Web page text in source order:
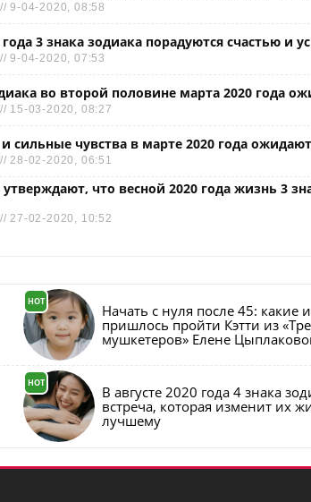
9-04-2020, 08:58
3 знака зодиака порадуются счастью и
9-04-2020, 07:53
во второй половине марта 2020 года
15-03-2020, 08:27
сильные чувства в марте 2020 года
28-02-2020, 06:51
что весной 2020 года жизнь 3
27-02-2020, 10:52
HOT
Начать с нуля после 45: какие
пришлось пройти Кэтти из
мушкетеров» Елене
HOT
В августе 2020 года 4 знака
встреча, которая изменит их
лучшему